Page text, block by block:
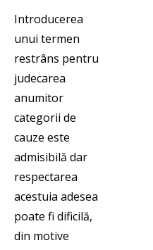
Introducerea
unui termen
restrâns pentru
judecarea
anumitor
categorii de
cauze este
admisibilă dar
respectarea
acestuia adesea
poate fi dificilă,
din motive